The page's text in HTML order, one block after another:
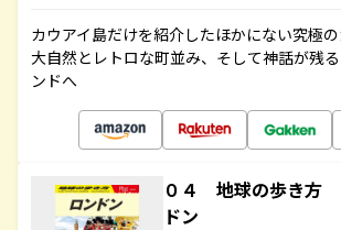
カウアイ島だけを紹介したほかにない究極
大自然とレトロな町並み、そして神話が残
ンドへ
０４ 地球の歩き方
ドン